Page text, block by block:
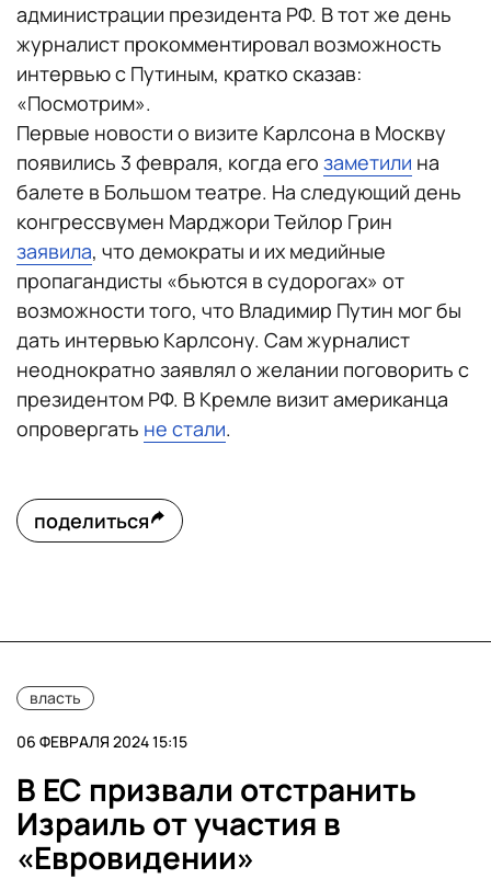
администрации президента РФ. В тот же день
журналист прокомментировал возможность
интервью с Путиным, кратко сказав:
«Посмотрим».
Первые новости о визите Карлсона в Москву
появились 3 февраля, когда его заметили на
балете в Большом театре. На следующий день
конгрессвумен Марджори Тейлор Грин
заявила, что демократы и их медийные
пропагандисты «бьются в судорогах» от
возможности того, что Владимир Путин мог бы
дать интервью Карлсону. Сам журналист
неоднократно заявлял о желании поговорить с
президентом РФ. В Кремле визит американца
опровергать не стали.
поделиться
власть
06 ФЕВРАЛЯ 2024 15:15
В ЕС призвали отстранить
Израиль от участия в
«Евровидении»